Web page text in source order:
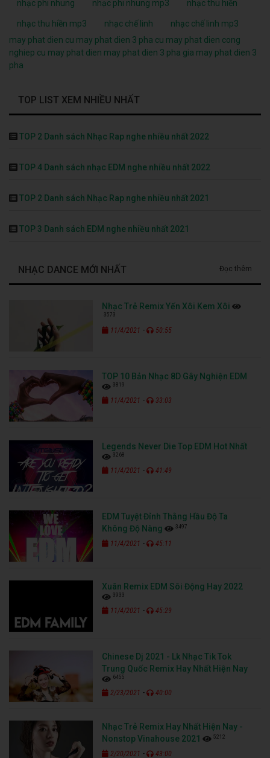
nhạc phi nhung nhạc phi nhung mp3 nhạc thu hiền
nhạc thu hiền mp3 nhạc chế linh
nhạc chế linh mp3
may phat dien cu may phat dien 3 pha cu may phat dien cong
nghiep cu may phat dien may phat dien 3 pha gia may phat dien 3
pha
TOP LIST XEM NHIỀU NHẤT
TOP 2 Danh sách Nhạc Rap nghe nhiều nhất 2022
TOP 4 Danh sách nhạc EDM nghe nhiều nhất 2022
TOP 2 Danh sách Nhạc Rap nghe nhiều nhất 2021
TOP 3 Danh sách EDM nghe nhiều nhất 2021
NHẠC DANCE MỚI NHẤT Đọc thêm
Nhạc Trẻ Remix Yến Xôi Kem Xôi
3573
11/4/2021 - 50:55
TOP 10 Bản Nhạc 8D Gây Nghiện EDM
3819
11/4/2021 - 33:03
Legends Never Die Top EDM Hot Nhất
3268
11/4/2021 - 41:49
EDM Tuyệt Đỉnh Thằng Hầu Độ Ta
Không Độ Nàng
3497
11/4/2021 - 45:11
Xuân Remix EDM Sôi Động Hay 2022
3933
11/4/2021 - 45:29
Chinese Dj 2021 - Lk Nhạc Tik Tok
Trung Quốc Remix Hay Nhất Hiện Nay
6455
2/23/2021 - 40:00
Nhạc Trẻ Remix Hay Nhất Hiện Nay -
Nonstop Vinahouse 2021
5212
2/20/2021 - 43:00